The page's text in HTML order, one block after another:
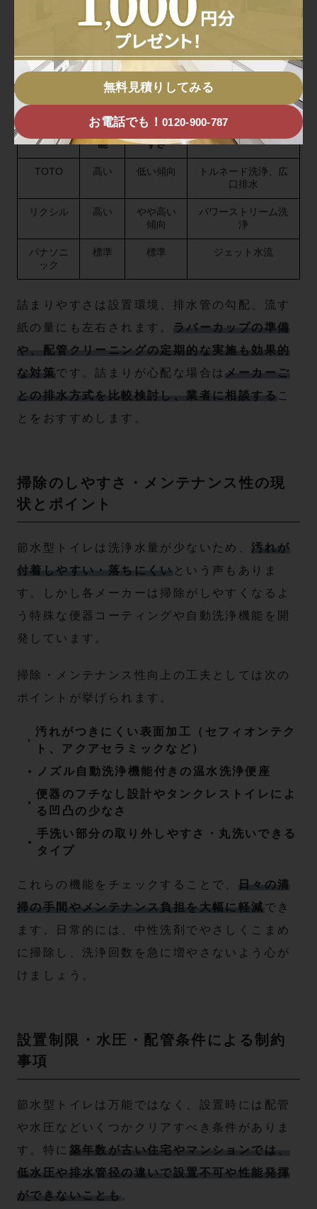
よる部分が大きく、水圧が弱いお住まいでは特
にリスクが高まります。
メーカー別の傾向を下記テーブルにまとめまし
節水性
能
詰まりや
すさ
TOTO 高い 低い傾向
トルネード洗浄、広
口排水
リクシル 高い
やや高い
傾向
パワーストリーム洗
浄
パナソニ
ック
標準 標準 ジェット水流
詰まりやすさは設置環境、排水管の勾配、流す
紙の量にも左右されます。
ラバーカップの準備
や、配管クリーニングの定期的な実施も効果的
な対策です。詰まりが心配な場合は メーカーご
との排水方式を比較検討し、業者に相談する こ
とをおすすめします。
掃除のしやすさ・メンテナンス性の現
状とポイント
節水型トイレは洗浄水量が少ないため、汚れが
付着しやすい・落ちにくい という声もありま
す。しかし各メーカーは掃除がしやすくなるよ
う特殊な便器コーティングや自動洗浄機能を開
発しています。
掃除・メンテナンス性向上の工夫としては次の
ポイントが挙げられます。
汚れがつきにくい表面加工（セフィオンテク
ト、アクアセラミックなど）
ノズル自動洗浄機能付きの温水洗浄便座
便器のフチなし設計やタンクレストイレによ
る凹凸の少なさ
手洗い部分の取り外しやすさ・丸洗いできる
タイプ
これらの機能をチェックすることで、
日々の清
掃の手間やメンテナンス負担を大幅に軽減 でき
ます。日常的には、中性洗剤でやさしくこまめ
に掃除し、洗浄回数を急に増やさないよう心が
けましょう。
設置制限・水圧・配管条件による制約
事項
節水型トイレは万能ではなく、設置時には配管
や水圧などいくつかクリアすべき条件がありま
す。特に 築年数が古い住宅やマンションでは、
低水圧や排水管径の違いで設置不可や性能発揮
ができないことも 。
無料見積りしてみる
お電話でも！0120-900-787